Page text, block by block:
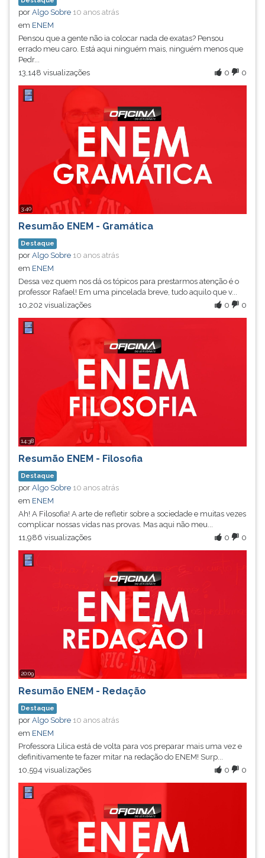
por Algo Sobre 10 anos atrás
em ENEM
Pensou que a gente não ia colocar nada de exatas? Pensou
errado meu caro. Está aqui ninguém mais, ninguém menos que
Pedr...
0
0
13,148 visualizações
3:40
Resumão ENEM - Gramática
Destaque
por Algo Sobre 10 anos atrás
em ENEM
Dessa vez quem nos dá os tópicos para prestarmos atenção é o
professor Rafael! Em uma pincelada breve, tudo aquilo que v...
0
0
10,202 visualizações
14:38
Resumão ENEM - Filosofia
Destaque
por Algo Sobre 10 anos atrás
em ENEM
Ah! A Filosofia! A arte de refletir sobre a sociedade e muitas vezes
complicar nossas vidas nas provas. Mas aqui não meu...
0
0
11,986 visualizações
20:09
Resumão ENEM - Redação
Destaque
por Algo Sobre 10 anos atrás
em ENEM
Professora Lilica está de volta para vos preparar mais uma vez e
definitivamente te fazer mitar na redação do ENEM! Surp...
0
0
10,594 visualizações